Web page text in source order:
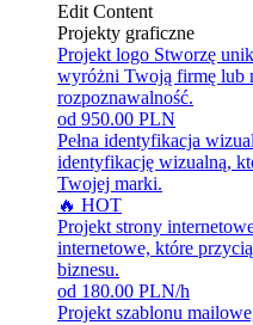
Edit Content
Projekty graficzne
Projekt logo Stworzę
wyróżni Twoją firmę lub
rozpoznawalność.
od 950.00 PLN
Pełna identyfikacja
identyfikację wizualną,
Twojej marki.
🔥 HOT
Projekt strony
internetowe, które
biznesu.
od 180.00 PLN/h
Projekt szablonu